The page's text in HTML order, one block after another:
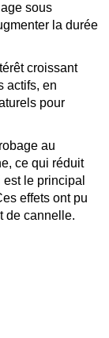
sous
la durée
croissant
actifs, en
pour
au
ce qui réduit
le principal
effets ont pu
de cannelle.